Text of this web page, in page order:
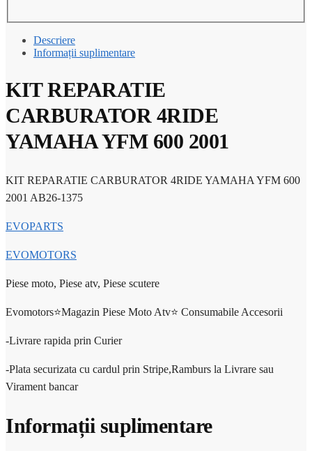
Descriere
Informații suplimentare
KIT REPARATIE
CARBURATOR 4RIDE
YAMAHA YFM 600 2001
KIT REPARATIE CARBURATOR 4RIDE YAMAHA YFM 600
2001 AB26-1375
EVOPARTS
EVOMOTORS
Piese moto, Piese atv, Piese scutere
Evomotors⭐️Magazin Piese Moto Atv⭐️ Consumabile Accesorii
-Livrare rapida prin Curier
-Plata securizata cu cardul prin Stripe,Ramburs la Livrare sau
Virament bancar
Informații suplimentare